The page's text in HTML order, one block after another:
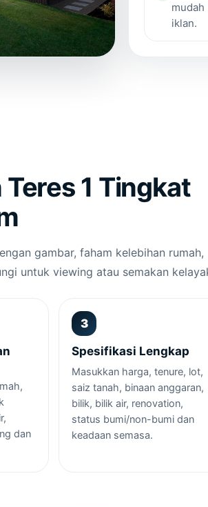
mudah
iklan.
1 Tingkat
gambar, faham kelebihan rumah,
untuk viewing atau semakan
dan
Spesifikasi Lengkap
Masukkan harga, tenure, lot,
saiz tanah, binaan anggaran,
bilik, bilik air, renovation,
status bumi/non-bumi dan
keadaan semasa.